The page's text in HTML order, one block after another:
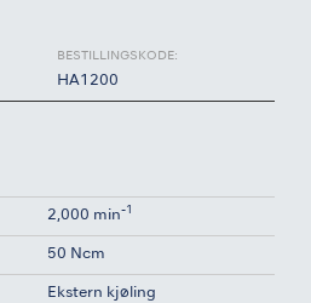
BESTILLINGSKODE:
HA1200
2,000 min-1
50 Ncm
Ekstern kjøling